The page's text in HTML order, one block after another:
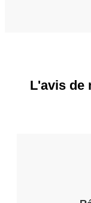
L'avis de